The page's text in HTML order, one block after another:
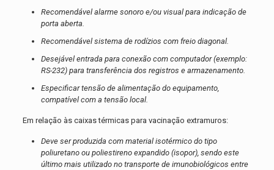
Recomendável alarme sonoro e/ou visual para indicação de
porta aberta.
Recomendável sistema de rodízios com freio diagonal.
Desejável entrada para conexão com computador (exemplo:
RS-232) para transferência dos registros e armazenamento.
Especificar tensão de alimentação do equipamento,
compatível com a tensão local.
Em relação às caixas térmicas para vacinação extramuros:
Deve ser produzida com material isotérmico do tipo
poliuretano ou poliestireno expandido (isopor), sendo este
último mais utilizado no transporte de imunobiológicos entre